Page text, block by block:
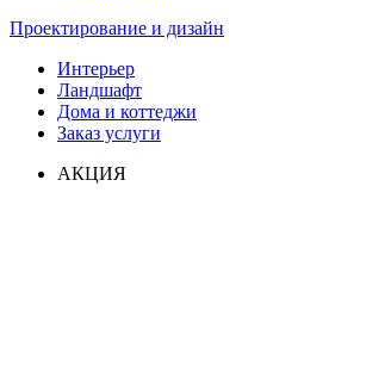
Проектирование и дизайн
Интерьер
Ландшафт
Дома и коттеджи
Заказ услуги
АКЦИЯ